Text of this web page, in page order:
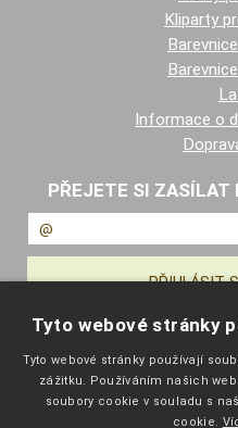
Kliparty
Informace o
PŘEJETE SI ZASÍLAT
Tyto webové stránky
Tyto webové stránky používají
zážitku. Používáním našich
soubory cookie v souladu s
cookie.